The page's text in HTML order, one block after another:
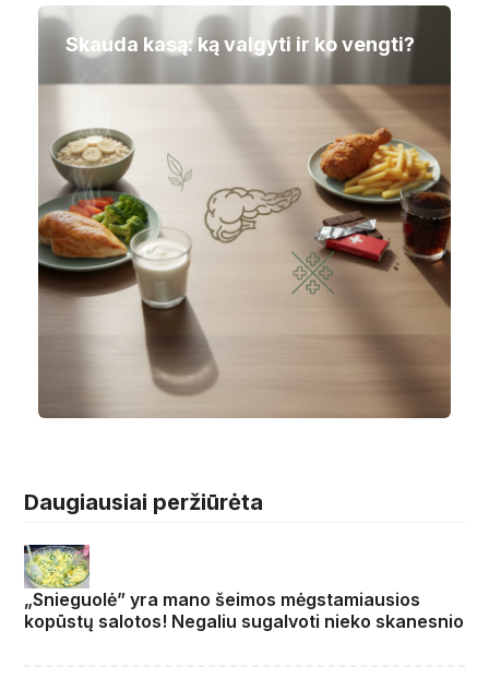
Skauda kasą: ką valgyti ir ko vengti?
Daugiausiai peržiūrėta
„Snieguolė” yra mano šeimos mėgstamiausios
kopūstų salotos! Negaliu sugalvoti nieko skanesnio